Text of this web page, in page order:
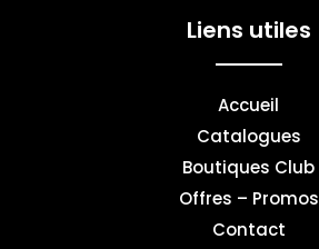
Liens utiles
Accueil
Catalogues
Boutiques Club
Offres – Promos
Contact